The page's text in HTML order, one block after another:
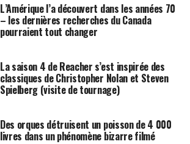
L’Amérique l’a découvert dans les années 70
– les dernières recherches du Canada
pourraient tout changer
La saison 4 de Reacher s’est inspirée des
classiques de Christopher Nolan et Steven
Spielberg (visite de tournage)
Des orques détruisent un poisson de 4 000
livres dans un phénomène bizarre filmé